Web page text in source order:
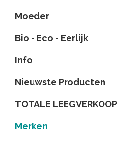
Moeder
Bio - Eco - Eerlijk
Info
Nieuwste Producten
TOTALE LEEGVERKOOP
Merken